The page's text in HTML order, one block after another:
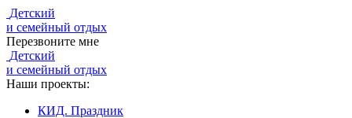
Детский
и семейный отдых
Перезвоните мне
Детский
и семейный отдых
Наши проекты:
КИД. Праздник